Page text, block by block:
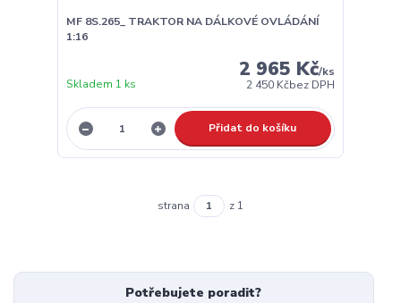
MF 8S.265_ TRAKTOR NA DÁLKOVÉ OVLÁDÁNÍ
1:16
2 965 Kč/ks
2 450 Kčbez DPH
Skladem 1 ks
Přidat do košíku
strana z 1
Potřebujete poradit?